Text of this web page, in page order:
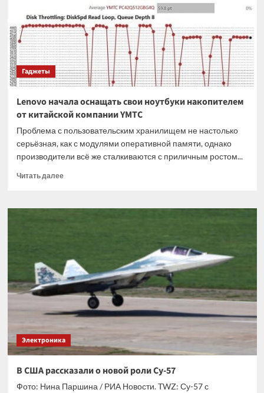
из-
за
большого
спроса
Гаджеты
Lenovo начала оснащать свои ноутбуки накопителем
от китайской компании YMTC
Проблема с пользовательским хранилищем не настолько
серьёзная, как с модулями оперативной памяти, однако
производители всё же сталкиваются с приличным ростом...
Читать далееПрочитать
Lenovo
накопителем
от
китайской
компании
YMTC
Электроника
В США рассказали о новой роли Су-57
Фото: Нина Паршина / РИА Новости. TWZ: Су-57 с